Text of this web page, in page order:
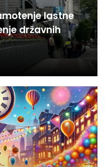
lastne
državnih